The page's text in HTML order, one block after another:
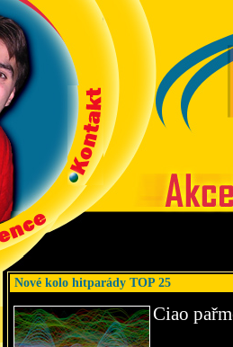
Nové kolo hitparády TOP 25
Ciao